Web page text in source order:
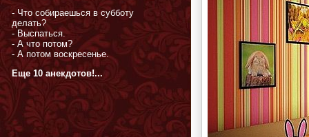
- Что собираешься в субботу
делать?
- Выспаться.
- А что потом?
- А потом воскресенье.
Еще 10 анекдотов!...